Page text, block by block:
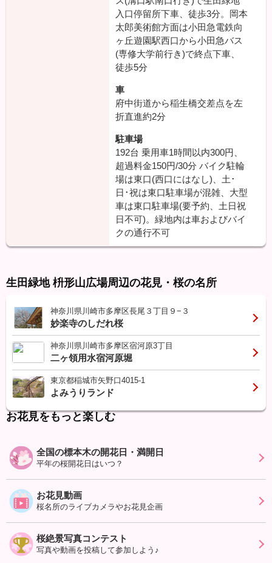
入口停留所下車、徒歩3分。岡本
太郎美術館方面は小田急電鉄向
ヶ丘遊園駅西口から小田急バス
(専修大学前行き)で終点下車、
徒歩5分
車
府中街道から稲生橋交差点を左
折直進約2分
駐車場
192台 乗用車1時間以内300円、
超過料金150円/30分 バイク駐輪
場は東口(西口にはなし)、土･
日･祝は東口駐車場が混雑、大型
車は東口駐車場(要予約、土日祝
日不可)。緑地内は車およびバイ
クの通行不可
生田緑地 枡形山広場周辺の花見・桜の名所
神奈川県川崎市多摩区長尾３丁目９−３
妙楽寺のしだれ桜
神奈川県川崎市多摩区宿河原3丁目
二ヶ領用水宿河原堀
東京都稲城市矢野口4015-1
よみうりランド
お花見をもっと楽しむ
全国の標本木の開花日・満開日
平年の桜開花日はいつ？
お花見動画
桜名所のライブカメラやお花見企画
桜絶景写真コンテスト
写真や動画を投稿して参加しよう♪